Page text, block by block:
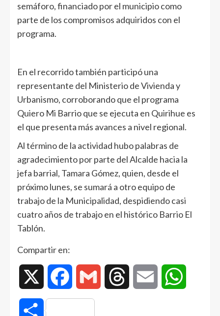
semáforo, financiado por el municipio como
parte de los compromisos adquiridos con el
programa.
En el recorrido también participó una
representante del Ministerio de Vivienda y
Urbanismo, corroborando que el programa
Quiero Mi Barrio que se ejecuta en Quirihue es
el que presenta más avances a nivel regional.
Al término de la actividad hubo palabras de
agradecimiento por parte del Alcalde hacia la
jefa barrial, Tamara Gómez, quien, desde el
próximo lunes, se sumará a otro equipo de
trabajo de la Municipalidad, despidiendo casi
cuatro años de trabajo en el histórico Barrio El
Tablón.
Compartir en:
Facebook Gmail Threads Email
Compartir